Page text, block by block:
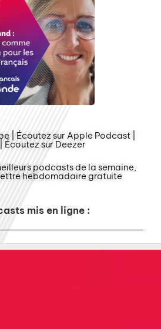
| Écoutez sur Apple Podcast |
Écoutez sur Deezer
podcasts de la semaine,
hebdomadaire gratuite
mis en ligne :